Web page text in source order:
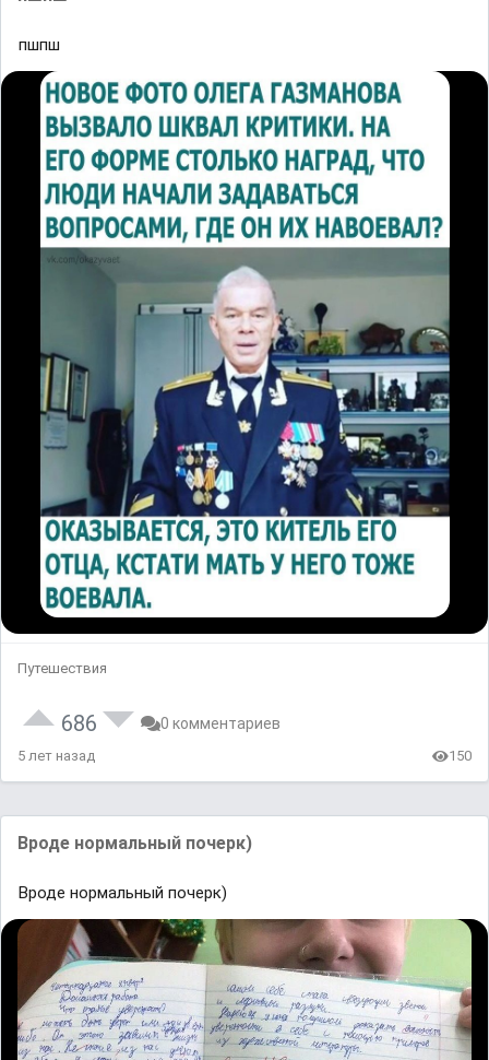
пшпш
Путешествия
686 0 комментариев
5 лет назад 150
Вроде нормальный почерк)
Вроде нормальный почерк)